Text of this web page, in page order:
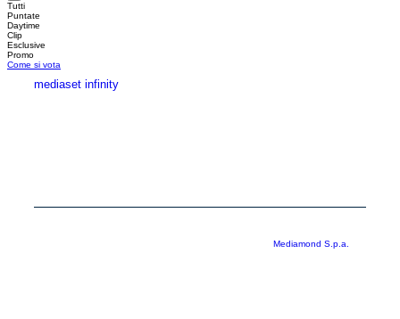
Tutti
Puntate
Daytime
Clip
Esclusive
Promo
Come si vota
mediaset infinity
Mediamond S.p.a.